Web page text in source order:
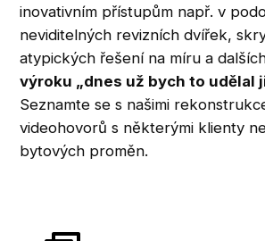
inovativním přístupům např. v
neviditelných revizních dvířek,
atypických řešení na míru a
výroku „dnes už bych to udělal
Seznamte se s našimi
videohovorů s některými klienty
bytových proměn.